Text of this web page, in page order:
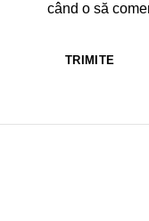
când o să